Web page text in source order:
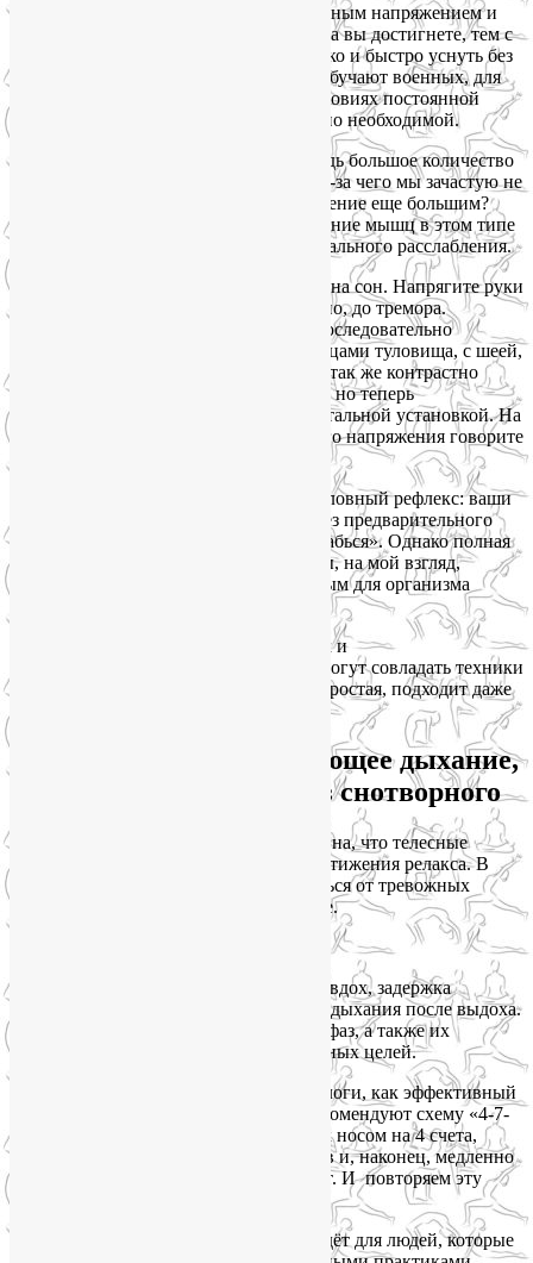
Имеется в виду контраст между мышечным напряжением и
расслаблением. Чем большего контраста вы достигнете, тем с
большей вероятностью вам удастся легко и быстро уснуть без
лекарств. Неслучайно таким методам обучают военных, для
которых способность высыпаться в условиях постоянной
тревоги и опасности является жизненно необходимой.
Это может показаться нелогичным. Ведь большое количество
напряжений в теле – этот как раз то, из-за чего мы зачастую не
можем уснуть. Зачем же делать напряжение еще большим?
Однако именно максимальное напряжение мышц в этом типе
Шавасаны является залогом их максимального расслабления.
Итак, вы лежите в кровати, настроены на сон. Напрягите руки
от пальцев до плеч. На 5 секунд. Сильно, до тремора.
Расслабьте руки, отдышитесь. Затем последовательно
проделайте то же самое с ногами, мышцами туловища, с шеей,
лицом. Затем начните сначала, еще раз так же контрастно
поработайте со всеми группами мышц, но теперь
сопровождайте упражнение еще и ментальной установкой. На
каждом шаге после фазы максимального напряжения говорите
Через несколько дней сформируется условный рефлекс: ваши
мышцы научатся расслабляться даже без предварительного
напряжения, от одной команды «Расслабься». Однако полная
версия контрастной силовой Шавасаны, на мой взгляд,
является более эффективным и полезным для организма
А с большим количеством ментальных и
психоэмоциональных напряжений помогут совладать техники
расслабляющего дыхания. Вот самая простая, подходит даже
Практикуйте расслабляющее дыхание,
чтобы быстро уснуть без снотворного
Иногда мыслемешалка настолько активна, что телесные
практики не справляются с задачей достижения релакса. В
таком случае лучшим способом отвлечься от тревожных
мыслей станет расслабляющее дыхание.
Дыхательный цикл состоит из 4-х фаз: вдох, задержка
дыхания после вдоха, выдох, задержка дыхания после выдоха.
Изменяя длительность каждой из этих фаз, а также их
соотношение, мы можем достигать разных целей.
В последнее время психологи и сомнологи, как эффективный
способ быстро уснуть без лекарств, рекомендуют схему «4-7-
8». Имеется в виду, что мы делаем вдох носом на 4 счета,
затем задерживаем дыхание на 7 счетов и, наконец, медленно
выдыхаем на 8 счетов, можно через рот. И повторяем эту
Схема действительно рабочая и подойдёт для людей, которые